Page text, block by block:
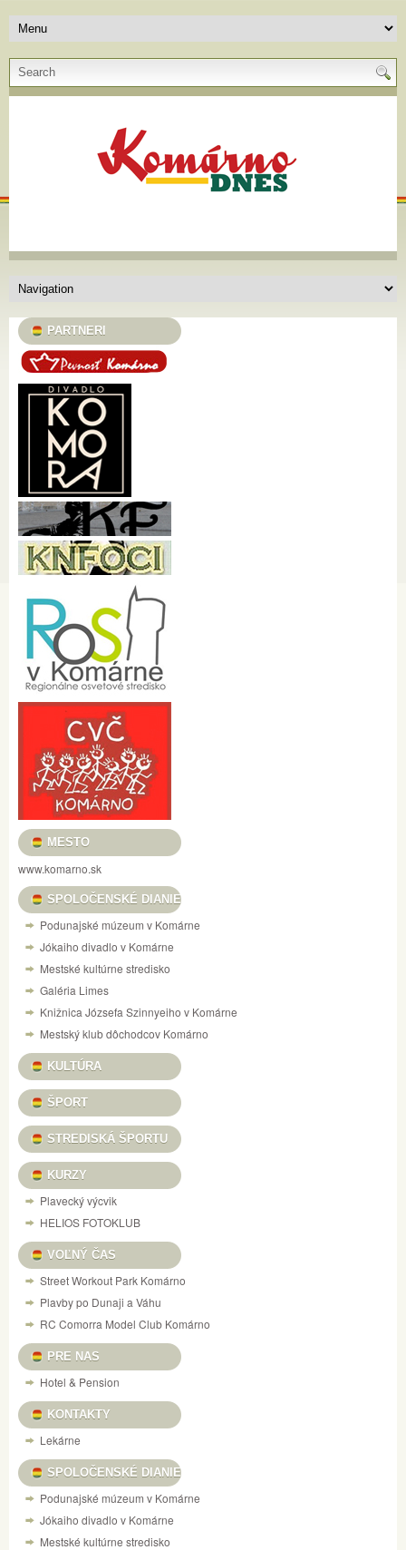
PARTNERI
MESTO
www.komarno.sk
SPOLOČENSKÉ DIANIE
Podunajské múzeum v Komárne
Jókaiho divadlo v Komárne
Mestské kultúrne stredisko
Galéria Limes
Knižnica Józsefa Szinnyeiho v Komárne
Mestský klub dôchodcov Komárno
KULTÚRA
ŠPORT
STREDISKÁ ŠPORTU
KURZY
Plavecký výcvik
HELIOS FOTOKLUB
VOĽNÝ ČAS
Street Workout Park Komárno
Plavby po Dunaji a Váhu
RC Comorra Model Club Komárno
PRE NAS
Hotel & Pension
KONTAKTY
Lekárne
SPOLOČENSKÉ DIANIE
Podunajské múzeum v Komárne
Jókaiho divadlo v Komárne
Mestské kultúrne stredisko